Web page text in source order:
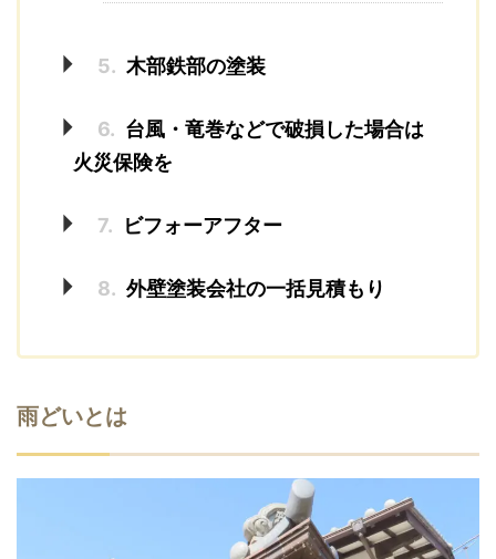
5. 木部鉄部の塗装
6. 台風・竜巻などで破損した場合は
火災保険を
7. ビフォーアフター
8. 外壁塗装会社の一括見積もり
雨どいとは